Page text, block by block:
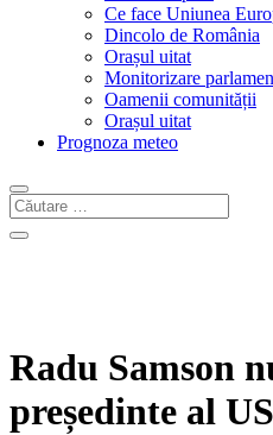
Ce face Uniunea
Dincolo de România
Orașul uitat
Monitorizare
Oamenii comunității
Orașul uitat
Prognoza meteo
Radu Samson
președinte al